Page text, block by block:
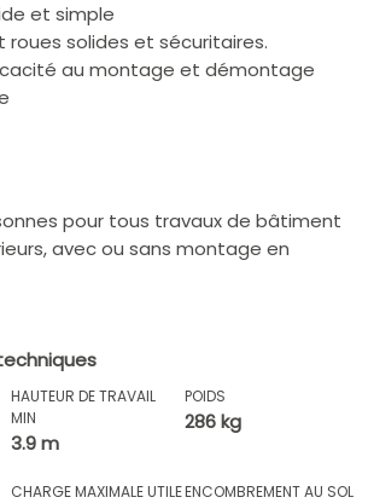
et simple
solides et sécuritaires.
au montage et démontage
pour tous travaux de bâtiment
avec ou sans montage en
HAUTEUR DE TRAVAIL
MIN
3.9 m
POIDS
286 kg
CHARGE MAXIMALE UTILEENCOMBREMENT AU SOL